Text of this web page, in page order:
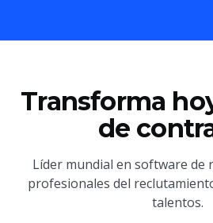
Transforma
de
Líder mundial en software de
profesionales del
talentos.